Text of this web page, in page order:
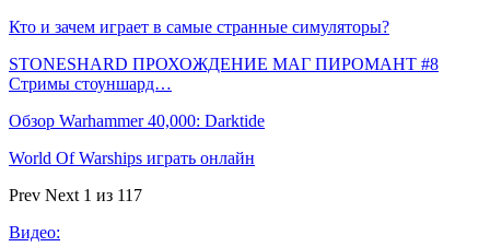
Кто и зачем играет в самые странные симуляторы?
STONESHARD ПРОХОЖДЕНИЕ МАГ ПИРОМАНТ #8
Стримы стоуншард…
Обзор Warhammer 40,000: Darktide
World Of Warships играть онлайн
Prev Next 1 из 117
Видео: